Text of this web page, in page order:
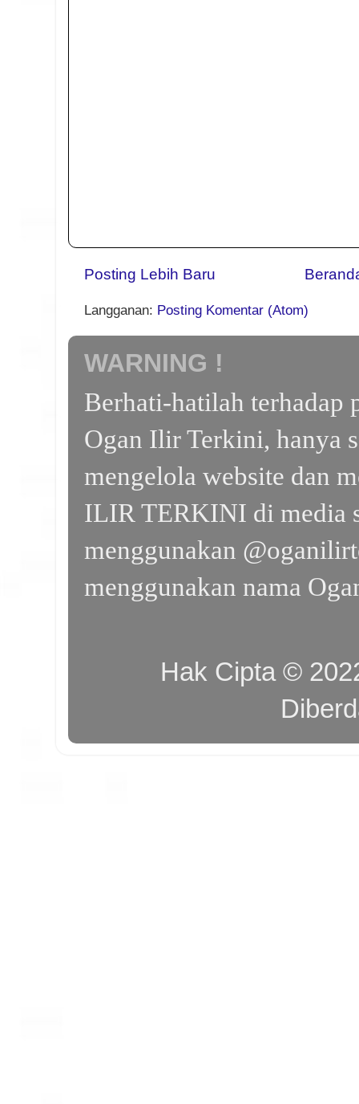
Posting Lebih Baru
Langganan: Posting Komentar (Atom)
WARNING !
Berhati-hatilah terhadap
Ogan Ilir Terkini, hanya
mengelola website dan
ILIR TERKINI di media
menggunakan
menggunakan nama
Hak Cipta ©